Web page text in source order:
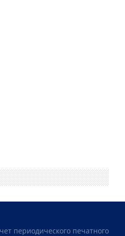
периодического печатного